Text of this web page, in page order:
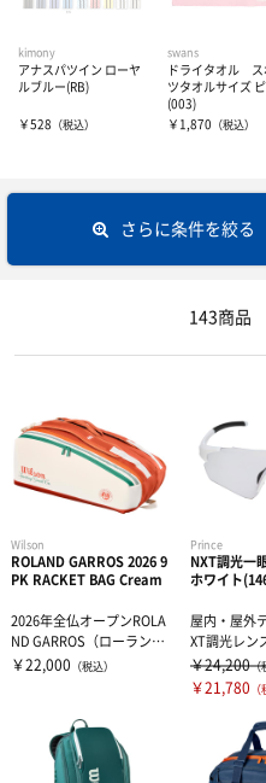
オムニ用シューズ
クレー用シューズ
ソックス
ジュニア
ソフトテニスボール
アクセサリー・グッズ
ラケットバッグ
インナーウェア―
補給食
プロテイン
その他サプリメント
グッズ・アクセサリー
腰用サポーター
ひざ用サポーター
足首用サポーター
その他サポーター
伸縮テープ
アンダーラップ
その他テーピンググッズ
アイシンググッズ
トレーニング用品
スポーツアパレル
半袖シャツ
長袖シャツ
ソックス
その他グッズ
サンダル
インソール
THE PERSON SELECT
自体重トレーニング
kimony
アナスパツイン ローヤ
ルブルー(RB)
￥528 （税込）
swans
ドライタオル ス
ツタオルサイズ
(003)
￥1,870
（税込）
143商品
さらに条件を絞る
Wilson
ROLAND GARROS 2026 9
PK RACKET BAG Cream
2026年全仏オープンROLA
ND GARROS（ローラン・
ギャロス）デザインの...
￥22,000 （税込）
Prince
NXT調光一
ホワイト
屋内・屋外
XT調光レン
ス。紫外線
て、自動的
￥24,200（
￥21,780 （